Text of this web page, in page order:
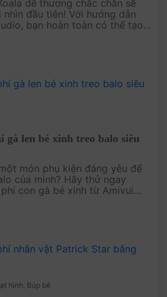
dễ thương chắc chắn sẽ
đầu tiên! Với hướng dẫn
bạn hoàn toàn có thể tạo
gà len bé xinh treo balo siêu
món phụ kiện đáng yêu để
của mình? Hãy thử ngay
con gà bé xinh từ Amivui
m....
hình, Búp bê